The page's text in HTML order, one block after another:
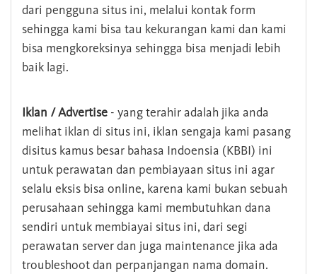
dari pengguna situs ini, melalui kontak form
sehingga kami bisa tau kekurangan kami dan kami
bisa mengkoreksinya sehingga bisa menjadi lebih
baik lagi.
Iklan / Advertise - yang terahir adalah jika anda
melihat iklan di situs ini, iklan sengaja kami pasang
disitus kamus besar bahasa Indoensia (KBBI) ini
untuk perawatan dan pembiayaan situs ini agar
selalu eksis bisa online, karena kami bukan sebuah
perusahaan sehingga kami membutuhkan dana
sendiri untuk membiayai situs ini, dari segi
perawatan server dan juga maintenance jika ada
troubleshoot dan perpanjangan nama domain.